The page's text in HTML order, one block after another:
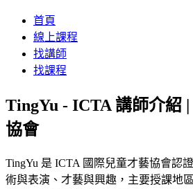
首頁
線上課程
找講師
找課程
TingYu - ICTA 講師介紹
協會
TingYu 是 ICTA 國際兒童才藝協會認
術與表演、才藝與興趣，主要授課地